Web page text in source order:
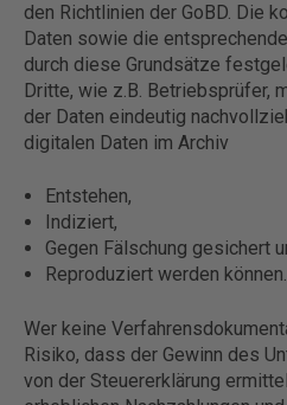
den Richtlinien der GoBD. Die
Daten sowie die
durch diese Grundsätze
Dritte, wie z.B. Betriebsprüfer,
der Daten eindeutig
digitalen Daten im Archiv
Entstehen,
Indiziert,
Gegen Fälschung gesichert
Reproduziert werden können.
Wer keine
Risiko, dass der Gewinn des
von der Steuererklärung